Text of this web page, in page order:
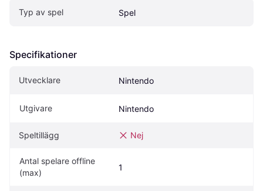
Typ av spel Spel
Specifikationer
Utvecklare Nintendo
Utgivare Nintendo
Speltillägg Nej
Antal spelare offline
(max)
1